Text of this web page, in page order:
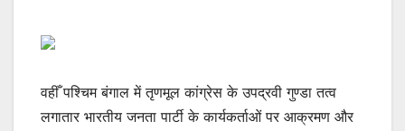
वहीँ पश्चिम बंगाल में तृणमूल कांग्रेस के उपद्रवी गुण्डा तत्व
लगातार भारतीय जनता पार्टी के कार्यकर्ताओं पर आक्रमण और